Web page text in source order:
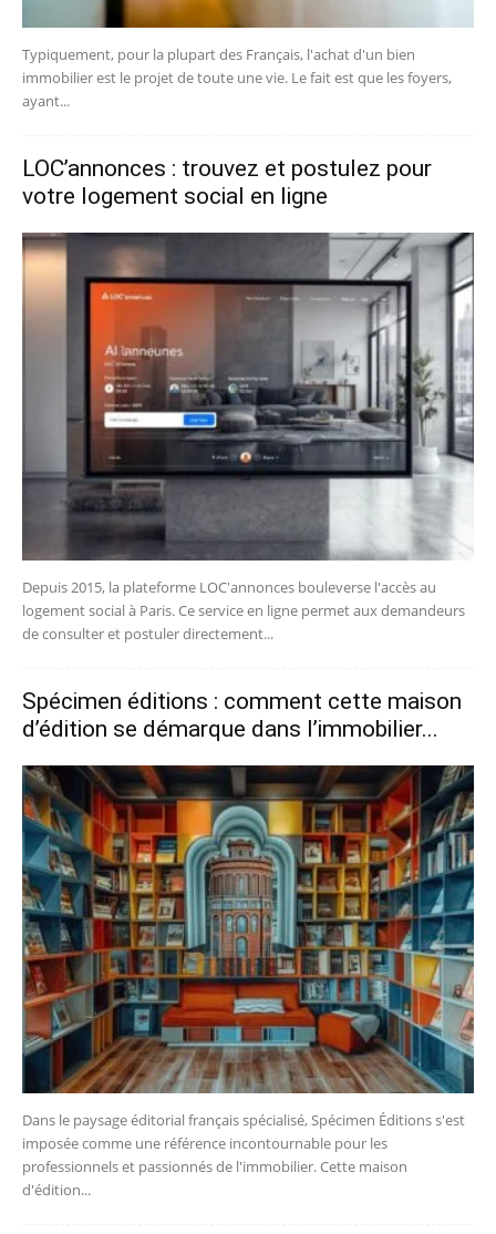
Typiquement, pour la plupart des Français, l'achat d'un bien
immobilier est le projet de toute une vie. Le fait est que les foyers,
ayant...
LOC’annonces : trouvez et postulez pour
votre logement social en ligne
Depuis 2015, la plateforme LOC'annonces bouleverse l'accès au
logement social à Paris. Ce service en ligne permet aux demandeurs
de consulter et postuler directement...
Spécimen éditions : comment cette maison
d’édition se démarque dans l’immobilier...
Dans le paysage éditorial français spécialisé, Spécimen Éditions s'est
imposée comme une référence incontournable pour les
professionnels et passionnés de l'immobilier. Cette maison
d'édition...